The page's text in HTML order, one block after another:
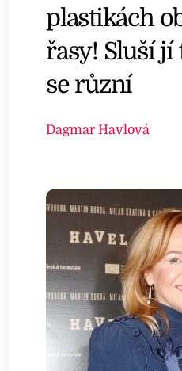
plastikách
řasy! Sluší jí
se různí
Dagmar Havlová